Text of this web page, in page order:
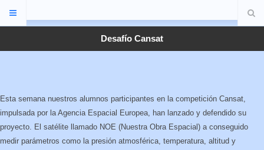
Desafío Cansat
Esta semana nuestros alumnos participantes en la competición Cansat,
impulsada por la Agencia Espacial Europea, han lanzado y defendido su
proyecto. El satélite llamado NOE (Nuestra Obra Espacial) a conseguido
medir parámetros como la presión atmosférica, temperatura, altitud y